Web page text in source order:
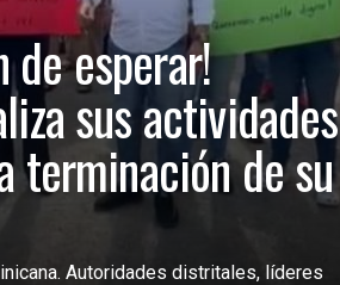
de esperar!
sus actividades
terminación de su
Autoridades distritales, líderes